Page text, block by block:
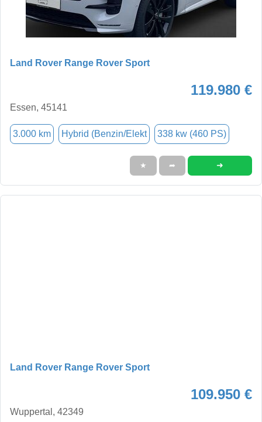
Land Rover Range Rover Sport
119.980 €
Essen, 45141
3.000 km Hybrid (Benzin/Elekt 338 kw (460 PS)
★ ➦ ➜
Land Rover Range Rover Sport
109.950 €
Wuppertal, 42349